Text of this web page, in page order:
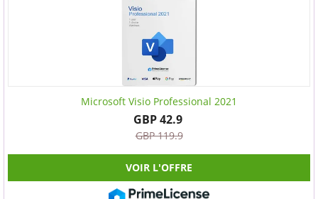
Microsoft Visio Professional 2021
GBP 42.9
GBP 119.9
VOIR L'OFFRE